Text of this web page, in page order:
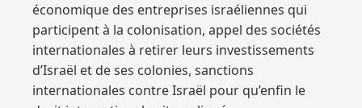
économique des entreprises israéliennes qui
participent à la colonisation, appel des sociétés
internationales à retirer leurs investissements
d’Israël et de ses colonies, sanctions
internationales contre Israël pour qu’enfin le